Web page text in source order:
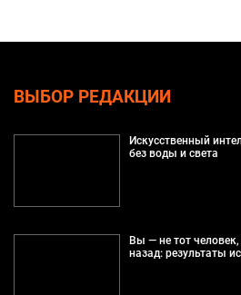
ВЫБОР РЕДАКЦИИ
Искусственный
без воды и света
Вы — не тот
назад: результаты